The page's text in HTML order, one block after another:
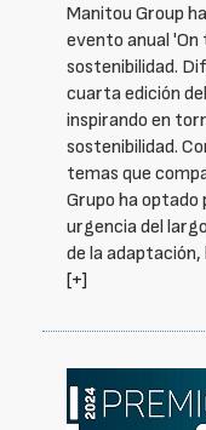
Manitou Group
evento anual 'On
sostenibilidad.
cuarta edición
inspirando en
sostenibilidad.
temas que
Grupo ha
urgencia del
de la
[+]